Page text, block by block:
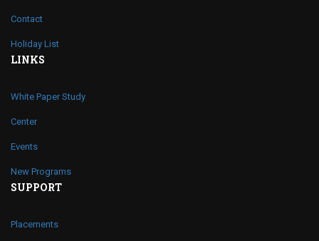
Contact
Holiday List
LINKS
White Paper Study
Center
Events
New Programs
SUPPORT
Placements